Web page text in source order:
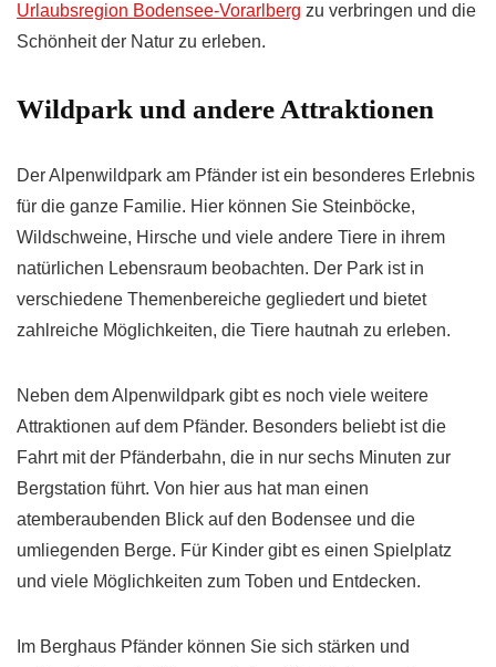
Urlaubsregion Bodensee-Vorarlberg zu verbringen und die
Schönheit der Natur zu erleben.
Wildpark und andere Attraktionen
Der Alpenwildpark am Pfänder ist ein besonderes Erlebnis
für die ganze Familie. Hier können Sie Steinböcke,
Wildschweine, Hirsche und viele andere Tiere in ihrem
natürlichen Lebensraum beobachten. Der Park ist in
verschiedene Themenbereiche gegliedert und bietet
zahlreiche Möglichkeiten, die Tiere hautnah zu erleben.
Neben dem Alpenwildpark gibt es noch viele weitere
Attraktionen auf dem Pfänder. Besonders beliebt ist die
Fahrt mit der Pfänderbahn, die in nur sechs Minuten zur
Bergstation führt. Von hier aus hat man einen
atemberaubenden Blick auf den Bodensee und die
umliegenden Berge. Für Kinder gibt es einen Spielplatz
und viele Möglichkeiten zum Toben und Entdecken.
Im Berghaus Pfänder können Sie sich stärken und